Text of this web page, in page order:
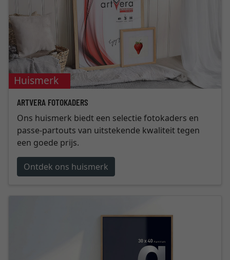
Huismerk
ARTVERA FOTOKADERS
Ons huismerk biedt een selectie fotokaders en
passe-partouts van uitstekende kwaliteit tegen
een goede prijs.
Ontdek ons huismerk